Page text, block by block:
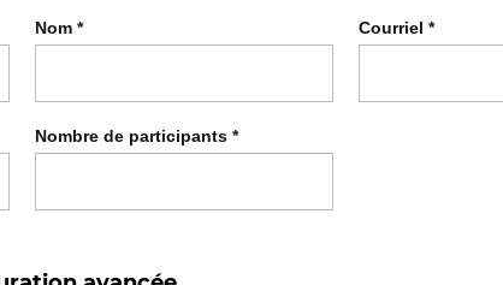
Nom * Courriel *
Nombre de participants *